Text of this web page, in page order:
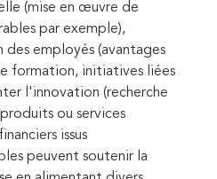
(mise en œuvre de
par exemple),
employés (avantages
formation, initiatives liées
l'innovation (recherche
ou services
issus
peuvent soutenir la